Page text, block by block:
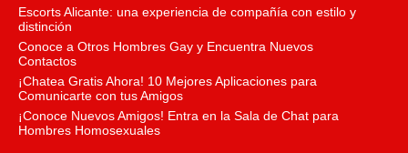
Escorts Alicante: una experiencia de compañía con estilo y
distinción
Conoce a Otros Hombres Gay y Encuentra Nuevos
Contactos
¡Chatea Gratis Ahora! 10 Mejores Aplicaciones para
Comunicarte con tus Amigos
¡Conoce Nuevos Amigos! Entra en la Sala de Chat para
Hombres Homosexuales